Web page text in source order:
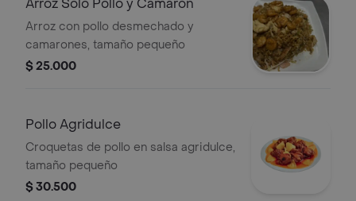
Arroz Solo Pollo y Camarón
Arroz con pollo desmechado y
camarones, tamaño pequeño
$ 25.000
Pollo Agridulce
Croquetas de pollo en salsa agridulce,
tamaño pequeño
$ 30.500